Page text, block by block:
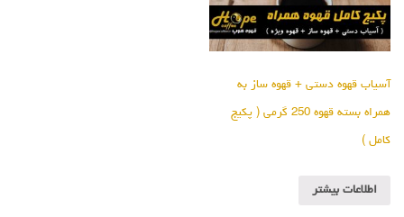
آسیاب قهوه دستی + قهوه ساز به
همراه بسته قهوه 250 گرمی ( پکیج
کامل )
اطلاعات بیشتر